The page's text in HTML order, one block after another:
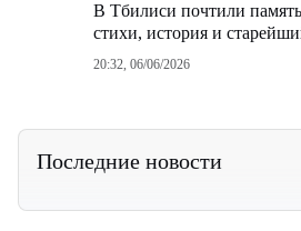
В Тбилиси почтили
стихи, история и
20:32, 06/06/2026
Последние новости